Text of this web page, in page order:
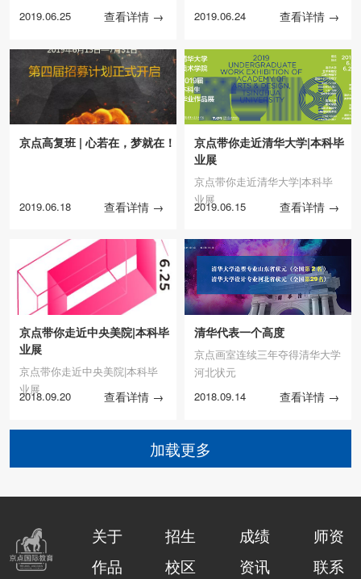
2019.06.25 查看详情 → 2019.06.24 查看详情 →
京点高复班 | 心若在，梦就在！
2019.06.18 查看详情 →
京点带你走近清华大学|本科毕
业展
京点带你走近清华大学|本科毕
业展
2019.06.15 查看详情 →
京点​带你走近中央美院|本科毕
业展
京点​带你走近中央美院|本科毕
业展
2018.09.20 查看详情 →
清华代表一个高度
京点画室连续三年夺得清华大学
河北状元
2018.09.14
查看详情 →
加载更多
关于 招生 成绩
师资
作品
校区 资讯 联系